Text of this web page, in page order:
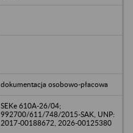
dokumentacja osobowo-płacowa
SEKe 610A-26/04;
992700/611/748/2015-SAK, UNP:
2017-00188672, 2026-00125380